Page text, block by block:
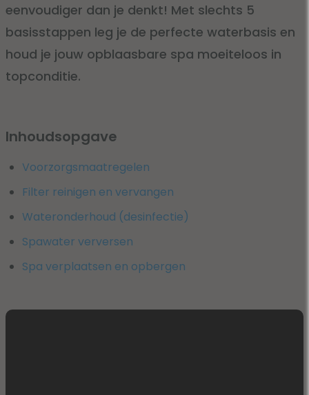
eenvoudiger dan je denkt! Met slechts 5
basisstappen leg je de perfecte waterbasis en
houd je jouw opblaasbare spa moeiteloos in
topconditie.
Inhoudsopgave
Voorzorgsmaatregelen
Filter reinigen en vervangen
Wateronderhoud (desinfectie)
Spawater verversen
Spa verplaatsen en opbergen